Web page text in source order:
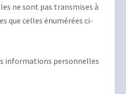
ne sont pas transmises à
que celles énumérées ci-
informations personnelles